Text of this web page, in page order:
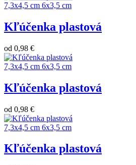
7,3x4,5 cm 6x3,5 cm
Kľúčenka plastová
od 0,98 €
7,3x4,5 cm 6x3,5 cm
Kľúčenka plastová
od 0,98 €
7,3x4,5 cm 6x3,5 cm
Kľúčenka plastová